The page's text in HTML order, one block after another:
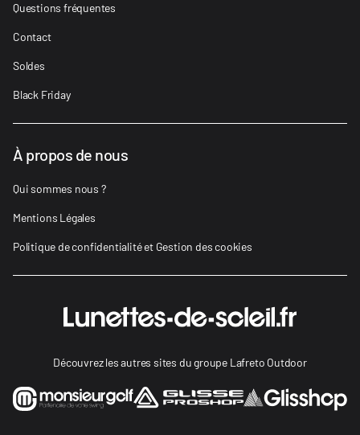
Questions fréquentes
Contact
Soldes
Black Friday
À propos de nous
Qui sommes nous ?
Mentions Légales
Politique de confidentialité et Gestion des cookies
Découvrez les autres sites du groupe Lafreto Outdoor